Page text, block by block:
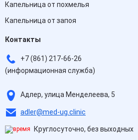
Капельница от похмелья
Капельница от запоя
Контакты
+7 (861) 217-66-26
(информационная служба)
Адлер, улица Менделеева, 5
adler@med-ug.clinic
Круглосуточно, без выходных